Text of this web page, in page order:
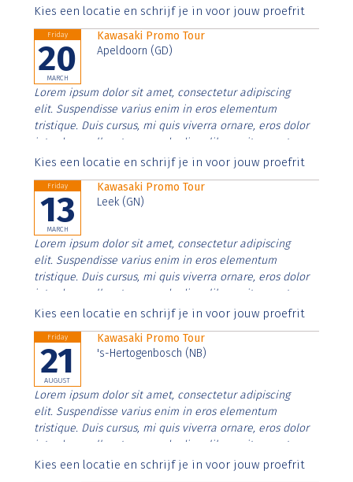
Aenean faucibus nibh et justo cursus id rutrum lorem
Kies een locatie en schrijf je in voor jouw proefrit
Friday
20
MARCH
Kawasaki Promo Tour
Apeldoorn (GD)
Lorem ipsum dolor sit amet, consectetur adipiscing
elit. Suspendisse varius enim in eros elementum
tristique. Duis cursus, mi quis viverra ornare, eros dolor
interdum nulla, ut commodo diam libero vitae erat.
Aenean faucibus nibh et justo cursus id rutrum lorem
Kies een locatie en schrijf je in voor jouw proefrit
Friday
13
MARCH
Kawasaki Promo Tour
Leek (GN)
Lorem ipsum dolor sit amet, consectetur adipiscing
elit. Suspendisse varius enim in eros elementum
tristique. Duis cursus, mi quis viverra ornare, eros dolor
interdum nulla, ut commodo diam libero vitae erat.
Aenean faucibus nibh et justo cursus id rutrum lorem
Kies een locatie en schrijf je in voor jouw proefrit
Friday
21
AUGUST
Kawasaki Promo Tour
's-Hertogenbosch (NB)
Lorem ipsum dolor sit amet, consectetur adipiscing
elit. Suspendisse varius enim in eros elementum
tristique. Duis cursus, mi quis viverra ornare, eros dolor
interdum nulla, ut commodo diam libero vitae erat.
Aenean faucibus nibh et justo cursus id rutrum lorem
Kies een locatie en schrijf je in voor jouw proefrit